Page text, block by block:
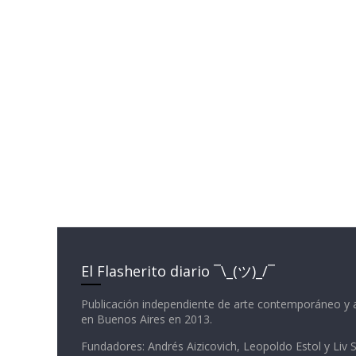
El Flasherito diario ¯\_(ツ)_/¯
Publicación independiente de arte contemporáneo y
en Buenos Aires en 2013.
Fundadores: Andrés Aizicovich, Leopoldo Estol y Liv